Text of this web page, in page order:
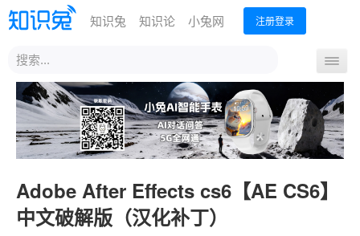
知识兔 知识论 小兔网 注册登录
站
内
索
导
航
开
关
首页
Adobe After Effects cs6【AE CS6】
中文破解版（汉化补丁）